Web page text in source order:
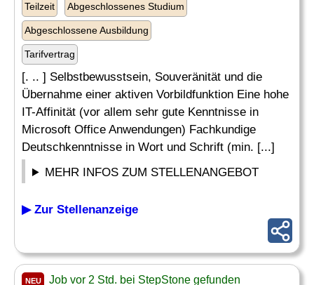
Teilzeit Abgeschlossenes Studium
Abgeschlossene Ausbildung
Tarifvertrag
[. .. ] Selbstbewusstsein, Souveränität und die
Übernahme einer aktiven Vorbildfunktion Eine hohe
IT-Affinität (vor allem sehr gute Kenntnisse in
Microsoft Office Anwendungen) Fachkundige
Deutschkenntnisse in Wort und Schrift (min. [...]
MEHR INFOS ZUM STELLENANGEBOT
▶ Zur Stellenanzeige
NEU Job vor 2 Std. bei StepStone gefunden